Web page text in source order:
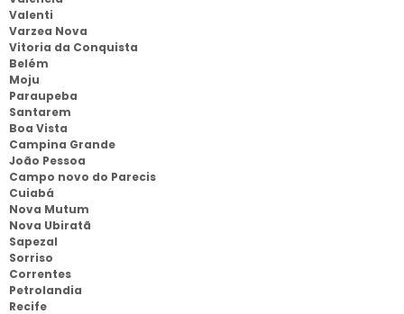
Valenti
Varzea Nova
Vitoria da Conquista
Belém
Moju
Paraupeba
Santarem
Boa Vista
Campina Grande
João Pessoa
Campo novo do Parecis
Cuiabá
Nova Mutum
Nova Ubiratã
Sapezal
Sorriso
Correntes
Petrolandia
Recife